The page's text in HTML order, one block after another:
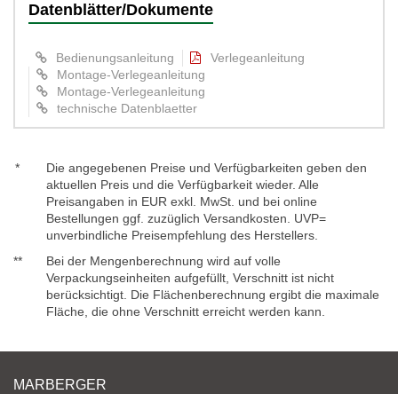
Datenblätter/Dokumente
Bedienungsanleitung
Verlegeanleitung
Montage-Verlegeanleitung
Montage-Verlegeanleitung
technische Datenblaetter
*
Die angegebenen Preise und Verfügbarkeiten geben den
aktuellen Preis und die Verfügbarkeit wieder. Alle
Preisangaben in EUR exkl. MwSt. und bei online
Bestellungen ggf. zuzüglich Versandkosten. UVP=
unverbindliche Preisempfehlung des Herstellers.
**
Bei der Mengenberechnung wird auf volle
Verpackungseinheiten aufgefüllt, Verschnitt ist nicht
berücksichtigt. Die Flächenberechnung ergibt die maximale
Fläche, die ohne Verschnitt erreicht werden kann.
MARBERGER